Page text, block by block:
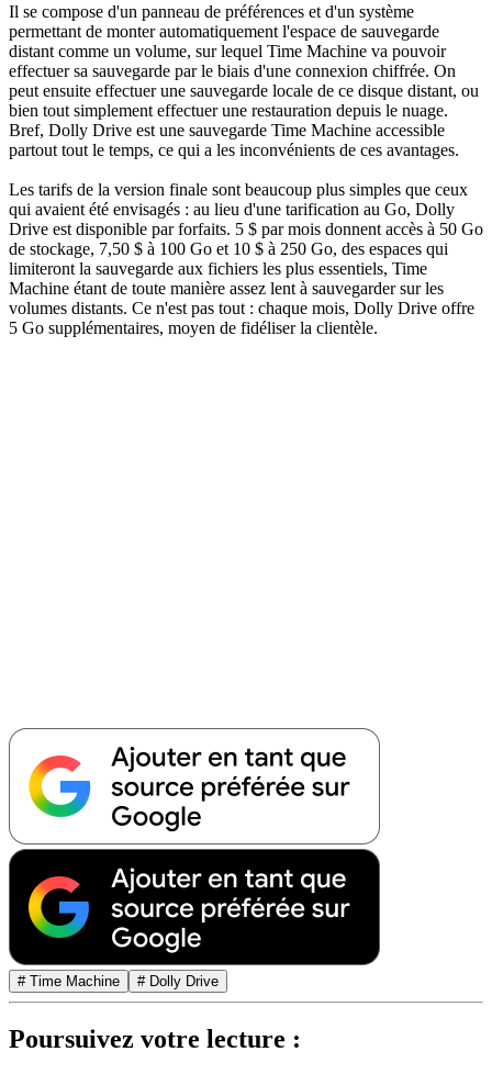
Il se compose d'un panneau de préférences et d'un système
permettant de monter automatiquement l'espace de sauvegarde
distant comme un volume, sur lequel Time Machine va pouvoir
effectuer sa sauvegarde par le biais d'une connexion chiffrée. On
peut ensuite effectuer une sauvegarde locale de ce disque distant, ou
bien tout simplement effectuer une restauration depuis le nuage.
Bref, Dolly Drive est une sauvegarde Time Machine accessible
partout tout le temps, ce qui a les inconvénients de ces avantages.
Les tarifs de la version finale sont beaucoup plus simples que ceux
qui avaient été envisagés : au lieu d'une tarification au Go, Dolly
Drive est disponible par forfaits. 5 $ par mois donnent accès à 50 Go
de stockage, 7,50 $ à 100 Go et 10 $ à 250 Go, des espaces qui
limiteront la sauvegarde aux fichiers les plus essentiels, Time
Machine étant de toute manière assez lent à sauvegarder sur les
volumes distants. Ce n'est pas tout : chaque mois, Dolly Drive offre
5 Go supplémentaires, moyen de fidéliser la clientèle.
# Time Machine # Dolly Drive
Poursuivez votre lecture :